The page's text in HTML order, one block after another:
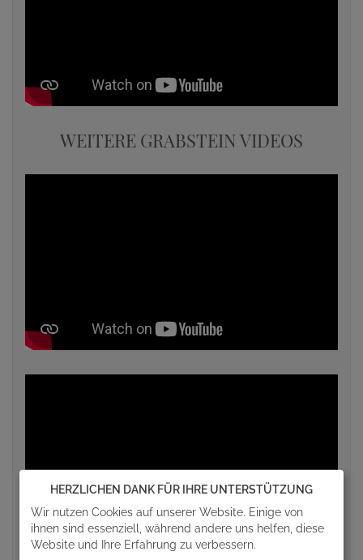
WEITERE GRABSTEIN VIDEOS
HERZLICHEN DANK FÜR IHRE UNTERSTÜTZUNG
Wir nutzen Cookies auf unserer Website. Einige von
ihnen sind essenziell, während andere uns helfen, diese
Website und Ihre Erfahrung zu verbessern.